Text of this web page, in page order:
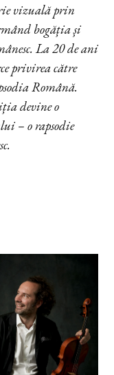
vizuală prin
bogăția și
La 20 de ani
privirea către
Română.
devine o
– o rapsodie